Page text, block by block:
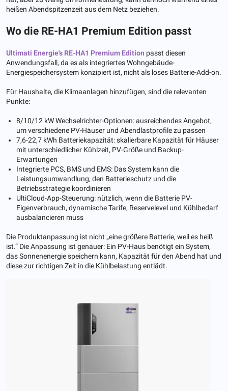
heißen Abendspitzenzeit aus dem Netz beziehen.
Wo die RE-HA1 Premium Edition passt
Ultimati Energie's RE-HA1 Premium Edition passt diesen
Anwendungsfall, da es als integriertes Wohngebäude-
Energiespeichersystem konzipiert ist, nicht als loses Batterie-Add-on.
Für Haushalte, die Klimaanlagen hinzufügen, sind die relevanten
Punkte:
8/10/12 kW Wechselrichter-Optionen: ausreichendes Angebot,
um verschiedene PV-Häuser und Abendlastprofile zu passen
7,6-22,7 kWh Batteriekapazität: skalierbare Kapazität für Häuser
mit unterschiedlicher Kühlzeit, PV-Größe und Backup-
Erwartungen
Integrierte PCS, BMS und EMS: Das System kann die
Leistungsumwandlung, den Batterieschutz und die
Betriebsstrategie koordinieren
UltiCloud-App-Steuerung: nützlich, wenn die Batterie PV-
Eigenverbrauch, dynamische Tarife, Reservelevel und Kühlbedarf
ausbalancieren muss
Die Produktanpassung ist nicht „eine größere Batterie, weil es heiß
ist.“ Die Anpassung ist genauer: Ein PV-Haus benötigt ein System,
das Sonnenenergie speichern kann, Kapazität für den Abend hat und
diese zur richtigen Zeit in die Kühlbelastung entlädt.